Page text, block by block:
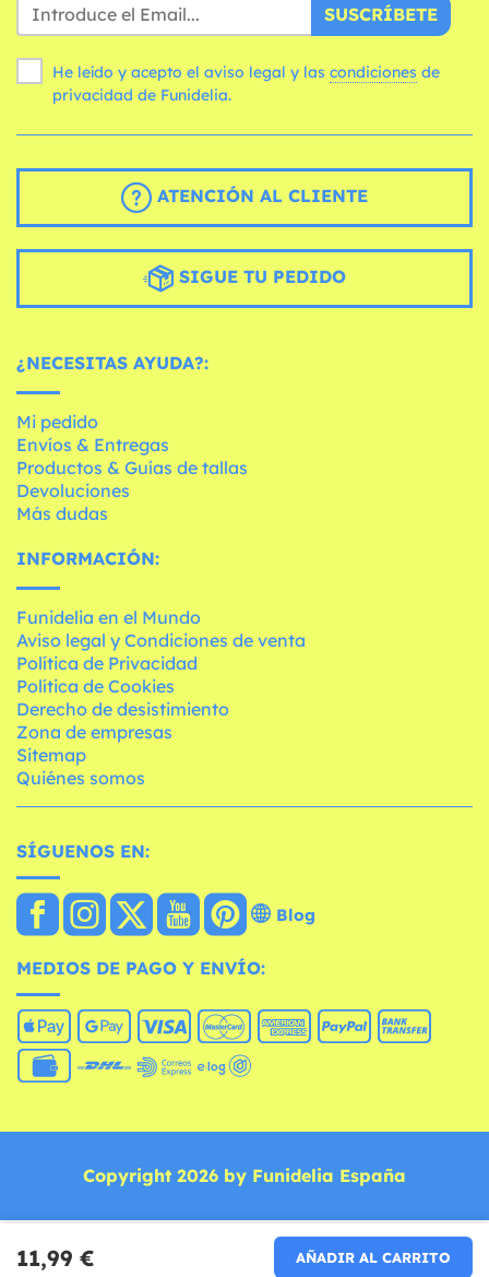
11,99 € AÑADIR AL CARRITO
SUSCRÍBETE
He leído y acepto el aviso legal y las condiciones
privacidad de Funidelia.
ATENCIÓN AL CLIENTE
SIGUE TU PEDIDO
¿NECESITAS AYUDA?:
Mi pedido
Envíos & Entregas
Productos & Guías de tallas
Devoluciones
Más dudas
INFORMACIÓN:
Funidelia en el Mundo
Aviso legal y Condiciones de venta
Política de Privacidad
Política de Cookies
Derecho de desistimiento
Zona de empresas
Sitemap
Quiénes somos
SÍGUENOS EN:
Blog
MEDIOS DE PAGO Y ENVÍO:
Copyright 2026 by Funidelia España